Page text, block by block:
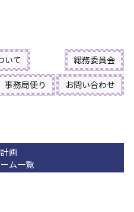
いて 総務委員会
事務局便り お問い合わせ
画
ム一覧